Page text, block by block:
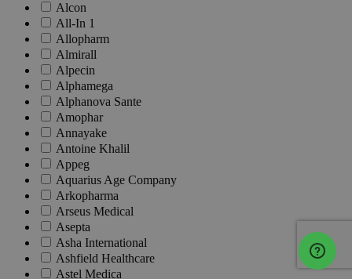
Alcon
All-In 1
Allopharm
Almirall
Alpecin
Alphamega
Alphanova Sante
Amophar
Annayake
Antoine Khalil
Appeg
Aquarius Age Company
Arkopharma
Arseus Medical
Asepta
Asha International
Ashfield Healthcare
Astel Medica